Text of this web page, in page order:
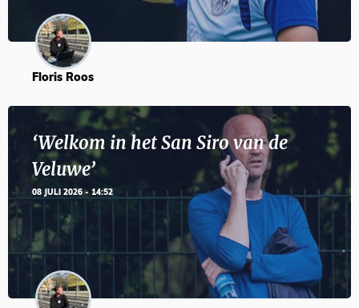
Floris Roos
‘Welkom in het San Siro van de
Veluwe’
08 JULI 2026 - 14:52